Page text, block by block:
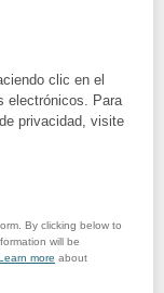
clic en el
electrónicos. Para
privacidad, visite
By clicking below to
will be
more about